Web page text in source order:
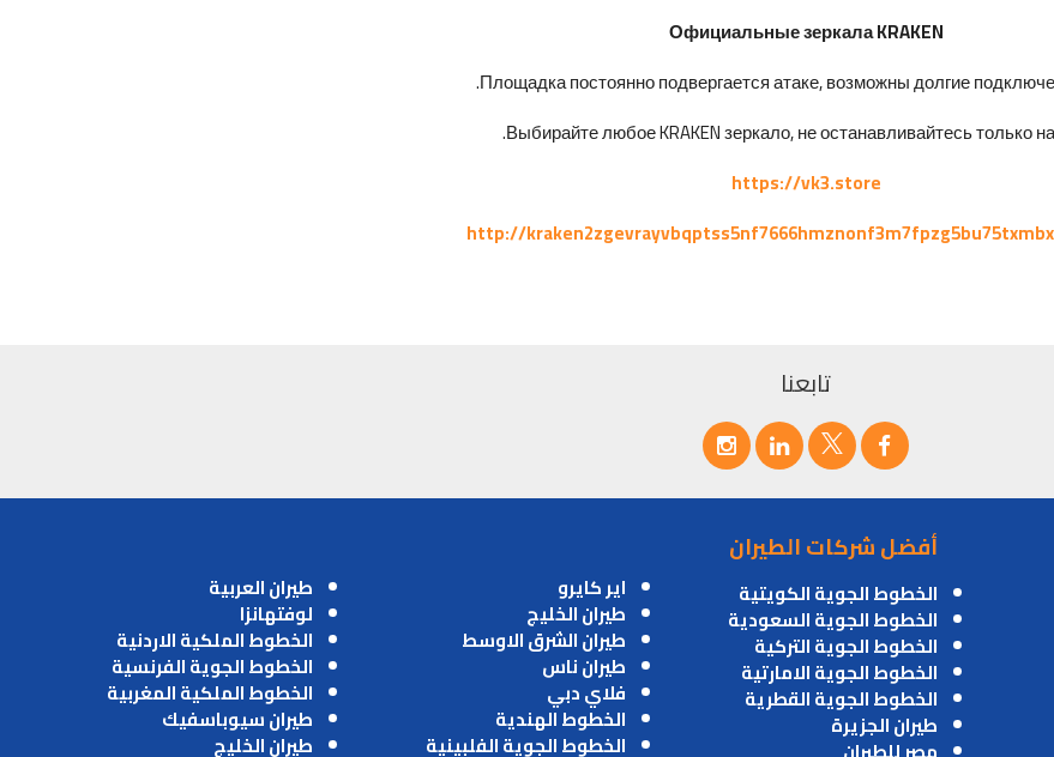
Официальные зеркала KRAKEN
Площадка постоянно подвергается атаке, возможны долгие
Выбирайте любое KRAKEN зеркало, не останавливайтесь только
https://vk3.store
http://
تابعنا
أفضل شركات الطيران
الخطوط الجوية الكويتية
الخطوط الجوية السعودية
الخطوط الجوية التركية
الخطوط الجوية الامارتية
الخطوط الجوية القطرية
طيران الجزيرة
اير كايرو
طيران الخليج
طيران الشرق الاوسط
طيران ناس
فلاي دبي
الخطوط الهندية
الخطوط الجوية الفلبينية
طيران العربية
لوفتهانزا
الخطوط الملكية الاردنية
الخطوط الجوية الفرنسية
الخطوط الملكية المغربية
طيران سيوباسفيك
طيران الخليج